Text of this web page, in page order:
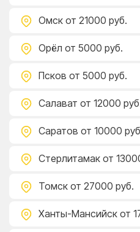
Омск от 21000 руб.
Орёл от 5000 руб.
Псков от 5000 руб.
Салават от 12000
Саратов от 10000
Стерлитамак от
Томск от 27000 руб.
Ханты-Мансийск от